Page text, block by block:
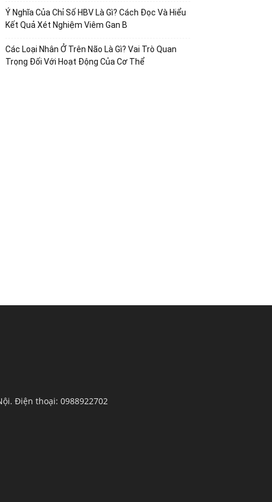
Ý Nghĩa Của Chỉ Số HBV Là Gì? Cách Đọc Và Hiểu
Kết Quả Xét Nghiệm Viêm Gan B
Các Loại Nhân Ở Trên Não Là Gì? Vai Trò Quan
Trọng Đối Với Hoạt Động Của Cơ Thể
Điện thoại: 0988922702